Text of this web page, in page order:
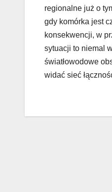
regionalne już o
gdy komórka jest
konsekwencji, w
sytuacji to niemal
światłowodowe
widać sieć